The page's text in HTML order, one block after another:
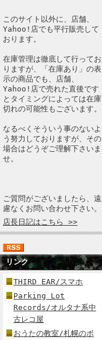
このサイト以外に、店舗、
Yahoo!店でも平行販売して
おります。
在庫管理は徹底して行ってお
りますが、「在庫あり」の表
示の商品でも、店舗、
Yahoo!店で売れた直後です
とタイミングによっては在庫
切れの可能性もございます。
なるべくそういう事のないよ
う努力しておりますが、その
場合はどうぞご理解下さいま
せ。
ご質問がございましたら、遠
慮なくお問い合わせ下さい。
店長日記はこちら >>
リンク
THIRD EAR/スマホ
Parking Lot
Records/オルタナ系中
古レコ屋
おうたの教室/札幌のボ